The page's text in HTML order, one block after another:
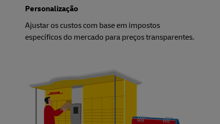
Personalização
Ajustar os custos com base em impostos
específicos do mercado para preços transparentes.